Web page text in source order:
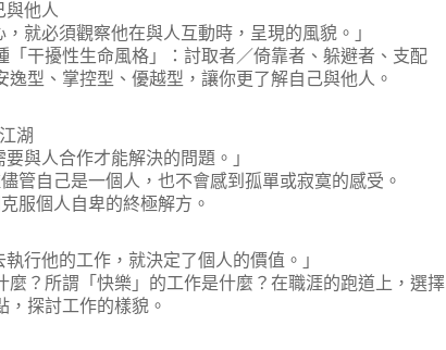
他人
必須觀察他在與人互動時，呈現的風貌。」
干擾性生命風格」：討取者／倚靠者、躲避者、支配
型、掌控型、優越型，讓你更了解自己與他人。
湖
人合作才能解決的問題。」
自己是一個人，也不會感到孤單或寂寞的感受。
個人自卑的終極解方。
他的工作，就決定了個人的價值。」
？所謂「快樂」的工作是什麼？在職涯的跑道上，選擇
探討工作的樣貌。